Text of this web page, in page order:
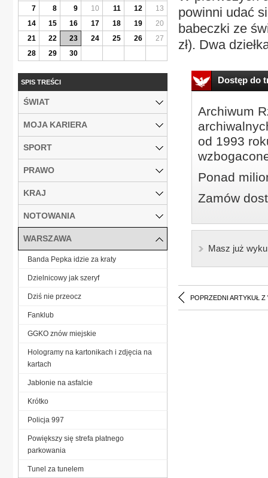
powinni udać
babeczki ze
zł). Dwa
Dostęp do
Archiwum
od 1993
Ponad
Zamów
Masz już
POPRZEDNI ARTYKUŁ Z
7
8 9 10 11 12
13
14
15 16 17 18 19
20
21
22 23 24 25 26
27
28
29 30
SPIS TREŚCI
ŚWIAT
MOJA KARIERA
SPORT
PRAWO
KRAJ
NOTOWANIA
WARSZAWA
Banda Pepka idzie za kraty
Dzielnicowy jak szeryf
Dziś nie przeocz
Fanklub
GGKO znów miejskie
Hologramy na kartonikach i zdjęcia na
kartach
Jabłonie na asfalcie
Krótko
Policja 997
Powiększy się strefa płatnego
parkowania
Tunel za tunelem